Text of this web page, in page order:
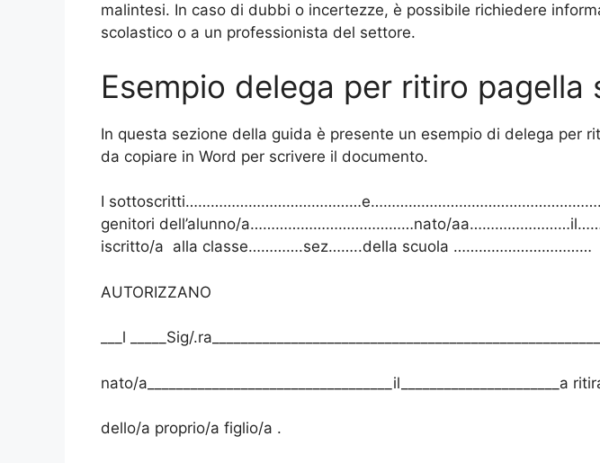
malintesi. In caso di dubbi o incertezze, è possibile richiedere
scolastico o a un professionista del settore.
Esempio delega per ritiro pagella
In questa sezione della guida è presente un esempio di delega per
da copiare in Word per scrivere il documento.
I
genitori dell’alunno/a…………………………………nato/
iscritto/a alla classe………….sez……..della scuola ……………………………
AUTORIZZANO
___l _____Sig/
nato/a__________________________________il______________________a
dello/a proprio/a figlio/a .